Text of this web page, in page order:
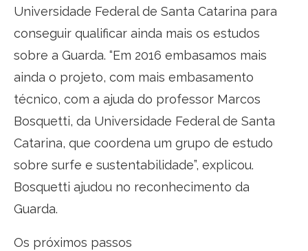
Universidade Federal de Santa Catarina para
conseguir qualificar ainda mais os estudos
sobre a Guarda. “Em 2016 embasamos mais
ainda o projeto, com mais embasamento
técnico, com a ajuda do professor Marcos
Bosquetti, da Universidade Federal de Santa
Catarina, que coordena um grupo de estudo
sobre surfe e sustentabilidade”, explicou.
Bosquetti ajudou no reconhecimento da
Guarda.
Os próximos passos